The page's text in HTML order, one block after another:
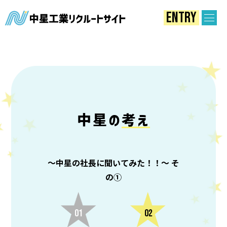
中星工業株
ENTRY
中星の考え
～中星の社⾧に聞いてみた！！～ そ
の①